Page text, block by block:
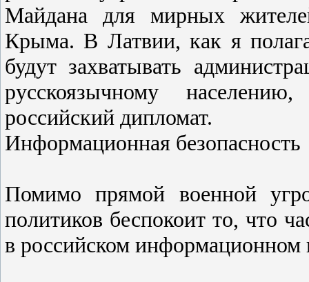
Майдана для мирных
Крыма. В Латвии, как я
будут захватывать
русскоязычному
российский дипломат.
Информационная безопасность
Помимо прямой военной
политиков беспокоит то, что
в российском информационном